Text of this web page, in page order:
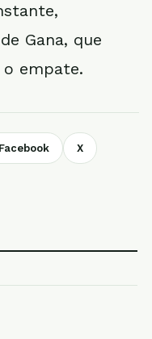
Gana, que
empate.
Facebook X